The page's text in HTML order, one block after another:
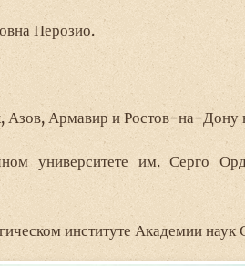
Перозио.
Азов, Армавир и Ростов-на-Дону
университете им. Серго
институте Академии